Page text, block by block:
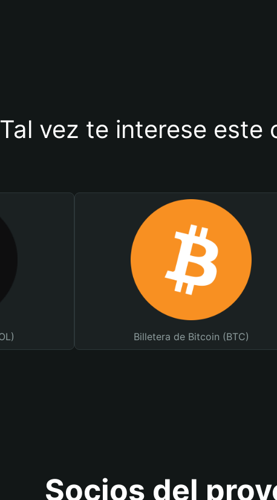
Tal vez te interese este
Billetera de Bitcoin (BTC)
Socios del